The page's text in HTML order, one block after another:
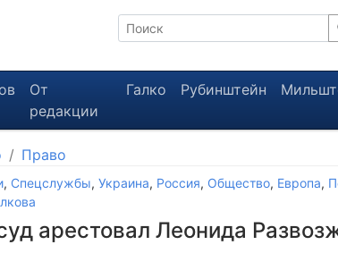
От
редакции
Галко Рубинштейн
Право
, Спецслужбы, Украина, Россия, Общество, Европа,
арестовал Леонида